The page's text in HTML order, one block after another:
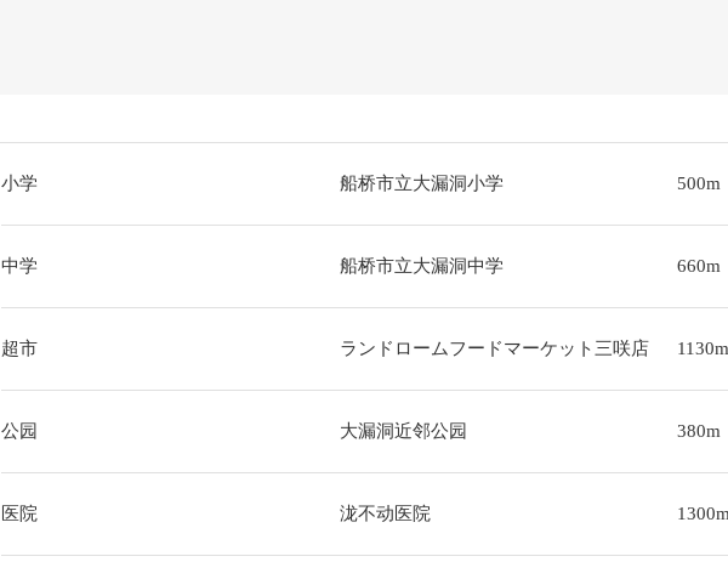
小学 船桥市立大漏洞小学 500m
中学 船桥市立大漏洞中学 660m
超市 ランドロームフードマーケット三咲店 1130m
公园 大漏洞近邻公园 380m
医院 泷不动医院